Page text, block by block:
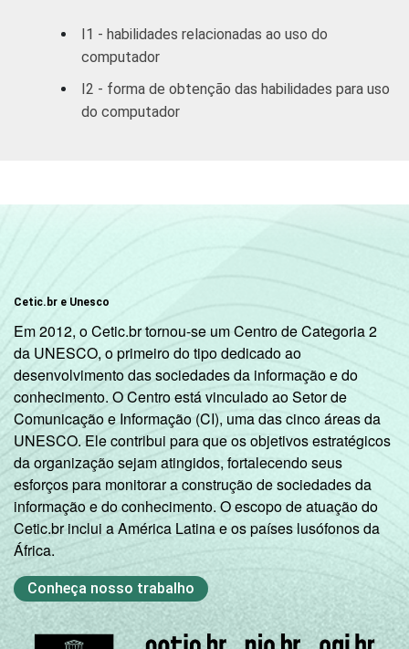
Superior 65
FAIXA
ETÁRIA
10 - 15 62
RENDA
FAMILIAR
ATÉ 1 SM 52
1 SM - 2 SM 59
2 SM - 3 SM 61 34
3 SM - 5 SM 70 35
5 SM - 10
65 37
10 SM ou + 69
Classe
A 73 37
I1 - habilidades relacionadas ao uso do
computador
I2 - forma de obtenção das habilidades para uso
do computador
Cetic.br e Unesco
Em 2012, o Cetic.br tornou-se um Centro de Categoria 2
da UNESCO, o primeiro do tipo dedicado ao
desenvolvimento das sociedades da informação e do
conhecimento. O Centro está vinculado ao Setor de
Comunicação e Informação (CI), uma das cinco áreas da
UNESCO. Ele contribui para que os objetivos estratégicos
da organização sejam atingidos, fortalecendo seus
esforços para monitorar a construção de sociedades da
informação e do conhecimento. O escopo de atuação do
Cetic.br inclui a América Latina e os países lusófonos da
África.
Conheça nosso trabalho